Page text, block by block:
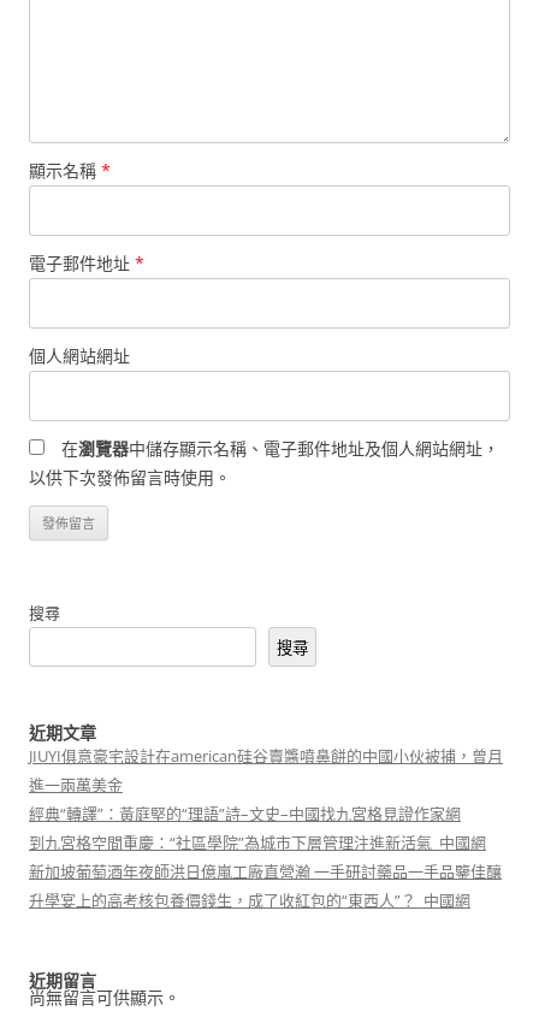
顯示名稱 *
電子郵件地址 *
個人網站網址
在瀏覽器中儲存顯示名稱、電子郵件地址及個人網站網址，
以供下次發佈留言時使用。
搜尋
搜尋
近期文章
JIUYI俱意豪宅設計在american硅谷賣醬噴鼻餅的中國小伙被捕，曾月
進一兩萬美金
經典“轉譯”：黃庭堅的“理語”詩–文史–中國找九宮格見證作家網
到九宮格空間重慶：“社區學院”為城市下層管理注進新活氣_中國網
新加坡葡萄酒年夜師洪日億嵐工廠直營瀚 一手研討藥品一手品鑒佳釀
升學宴上的高考核包養價錢生，成了收紅包的“東西人”？_中國網
近期留言
尚無留言可供顯示。